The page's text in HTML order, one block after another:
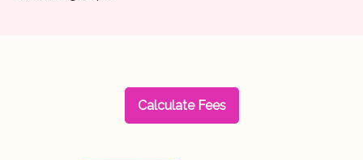
Calculate Fees